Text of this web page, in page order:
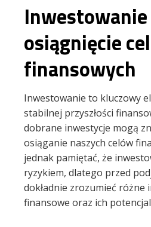
osiągnięcie
finansowych
Inwestowanie to kluczowy
stabilnej przyszłości
dobrane inwestycje mogą
osiąganie naszych celów
jednak pamiętać, że
ryzykiem, dlatego przed
dokładnie zrozumieć różne
finansowe oraz ich